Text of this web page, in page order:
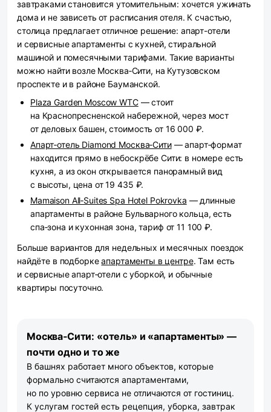
завтраками становится утомительным: хочется ужинать
дома и не зависеть от расписания отеля. К счастью,
столица предлагает отличное решение: апарт-отели
и сервисные апартаменты с кухней, стиральной
машиной и помесячными тарифами. Такие варианты
можно найти возле Москва‑Сити, на Кутузовском
проспекте и в районе Бауманской.
Plaza Garden Moscow WTC— стоит
на Краснопресненской набережной, через мост
от деловых башен, стоимость от 16 000 ₽.
Апарт‑отель Diamond Москва‑Сити— апарт‑формат
находится прямо в небоскрёбе Сити: в номере есть
кухня, а из окон открывается панорамный вид
с высоты, цена от 19 435 ₽.
Mamaison All‑Suites Spa Hotel Pokrovka — длинные
апартаменты в районе Бульварного кольца, есть
спа‑зона и кухонная зона, тариф от 11 100 ₽.
Больше вариантов для недельных и месячных поездок
найдёте в подборкеапартаменты в центре. Там есть
и сервисные апарт‑отели с уборкой, и обычные
квартиры посуточно.
Москва‑Сити: «отель» и «апартаменты» —
почти одно и то же
В башнях работает много объектов, которые
формально считаются апартаментами,
но по уровню сервиса не отличаются от гостиниц.
К услугам гостей есть рецепция, уборка, завтрак